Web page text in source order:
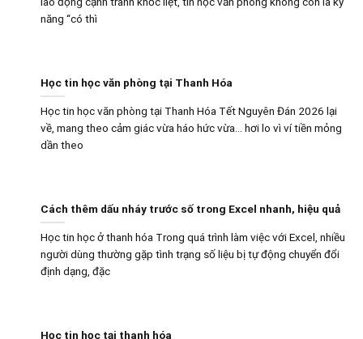
năng “có thì
Học tin học văn phòng tại Thanh Hóa
Học tin học văn phòng tại Thanh Hóa Tết Nguyên Đán 2026 lại
về, mang theo cảm giác vừa háo hức vừa… hơi lo vì ví tiền mỏng
dần theo
Cách thêm dấu nháy trước số trong Excel nhanh, hiệu quả
Học tin học ở thanh hóa Trong quá trình làm việc với Excel, nhiều
người dùng thường gặp tình trạng số liệu bị tự động chuyển đổi
định dạng, đặc
Học tin học tại thanh hóa